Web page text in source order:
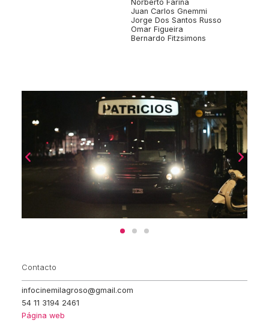
Norberto Farina
Juan Carlos Gnemmi
Jorge Dos Santos Russo
Omar Figueira
Bernardo Fitzsimons
Contacto
infocinemilagroso@gmail.com
54 11 3194 2461
Página web